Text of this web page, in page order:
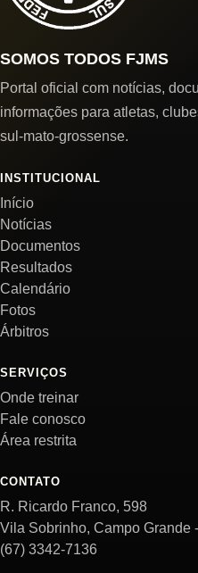
SOMOS TODOS FJMS
Portal oficial com notícias,
informações para atletas,
sul-mato-grossense.
INSTITUCIONAL
Início
Notícias
Documentos
Resultados
Calendário
Fotos
Árbitros
SERVIÇOS
Onde treinar
Fale conosco
Área restrita
CONTATO
R. Ricardo Franco, 598
Vila Sobrinho, Campo Grande
(67) 3342-7136